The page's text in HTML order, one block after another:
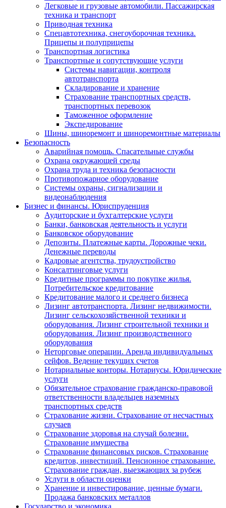
Легковые и грузовые автомобили. Пассажирская
техника и транспорт
Приводная техника
Спецавтотехника, снегоуборочная техника.
Прицепы и полуприцепы
Транспортная логистика
Транспортные и сопутствующие услуги
Системы навигации, контроля
автотранспорта
Складирование и хранение
Страхование транспортных средств,
транспортных перевозок
Таможенное оформление
Экспедирование
Шины, шиноремонт и шиноремонтные материалы
Безопасность
Аварийная помощь. Спасательные службы
Охрана окружающей среды
Охрана труда и техника безопасности
Противопожарное оборудование
Системы охраны, сигнализации и
видеонаблюдения
Бизнес и финансы. Юриспруденция
Аудиторские и бухгалтерские услуги
Банки, банковская деятельность и услуги
Банковское оборудование
Депозиты. Платежные карты. Дорожные чеки.
Денежные переводы
Кадровые агентства, трудоустройство
Консалтинговые услуги
Кредитные программы по покупке жилья.
Потребительское кредитование
Кредитование малого и среднего бизнеса
Лизинг автотранспорта. Лизинг недвижимости.
Лизинг сельскохозяйственной техники и
оборудования. Лизинг строительной техники и
оборудования. Лизинг производственного
оборудования
Неторговые операции. Аренда индивидуальных
сейфов. Ведение текущих счетов
Нотариальные конторы. Нотариусы. Юридические
услуги
Обязательное страхование гражданско-правовой
ответственности владельцев наземных
транспортных средств
Страхование жизни. Страхование от несчастных
случаев
Страхование здоровья на случай болезни.
Страхование имущества
Страхование финансовых рисков. Страхование
кредитов, инвестиций. Пенсионное страхование.
Страхование граждан, выезжающих за рубеж
Услуги в области оценки
Хранение и инвестирование, ценные бумаги.
Продажа банковских металлов